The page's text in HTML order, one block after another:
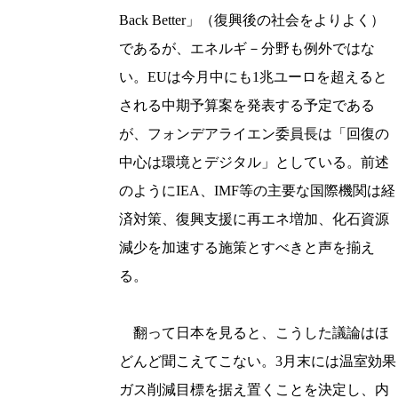
Back Better」（復興後の社会をよりよく）
であるが、エネルギ－分野も例外ではな
い。EUは今月中にも1兆ユーロを超えると
される中期予算案を発表する予定である
が、フォンデアライエン委員長は「回復の
中心は環境とデジタル」としている。前述
のようにIEA、IMF等の主要な国際機関は経
済対策、復興支援に再エネ増加、化石資源
減少を加速する施策とすべきと声を揃え
る。
翻って日本を見ると、こうした議論はほ
どんど聞こえてこない。3月末には温室効果
ガス削減目標を据え置くことを決定し、内